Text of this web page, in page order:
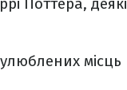
місць